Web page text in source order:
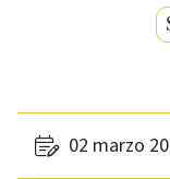
02 marzo